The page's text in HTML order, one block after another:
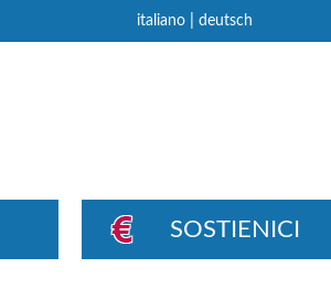
italiano| deutsch
SOSTIENICI